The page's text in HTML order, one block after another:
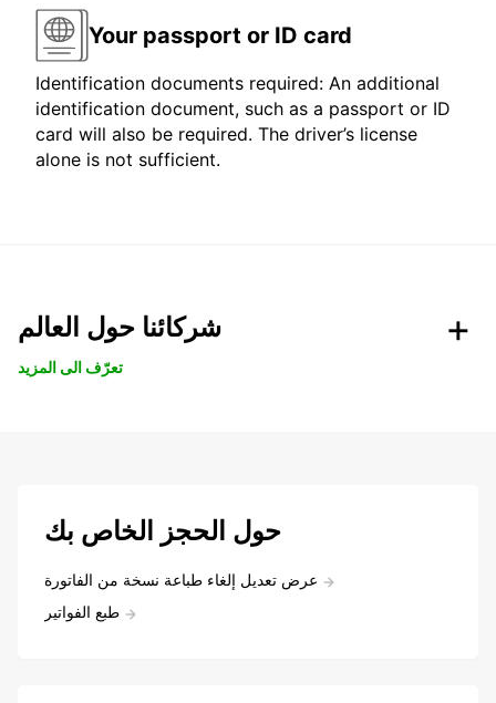
Your passport or ID card
Identification documents required: An additional
identification document, such as a passport or ID
card will also be required. The driver’s license
alone is not sufficient.
شركائنا حول العالم
تعرّف الى المزيد
حول الحجز الخاص بك
عرض تعديل إلغاء طباعة نسخة من الفاتورة
طبع الفواتير